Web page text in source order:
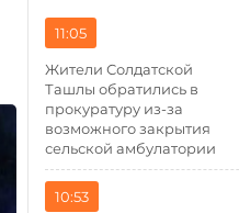
11:05
Жители Солдатской
Ташлы обратились в
прокуратуру из-за
возможного закрытия
сельской амбулатории
10:53